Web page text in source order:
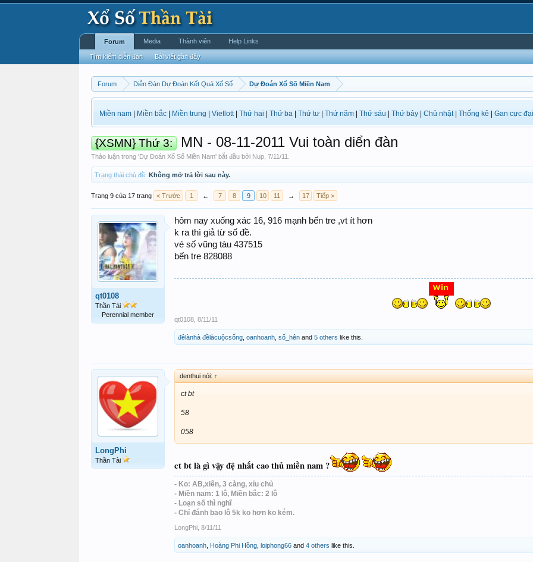
Forum Diễn Đàn Dự Đoán Kết Quả Xổ Số Dự Đoán Xổ Số Miền Nam
Miền nam Miền bắc Miền trung Vietlott| Thứ hai Thứ ba Thứ tư Thứ năm Thứ sáu Thứ bảy Chủ nhật| Thống kê Gan cực đại
{XSMN} Thứ 3: MN - 08-11-2011 Vui toàn diển đàn
Thảo luận trong 'Dự Đoán Xổ Số Miền Nam' bắt đầu bởi Nup 7/11/11
Trạng thái chủ đề: Không mở trả lời sau này.
Trang 9 của 17 trang < Trước 1 ← 7 8 9 10 11 → 17 Tiếp >
qt0108
Thần Tài
Perennial member
hôm nay xuống xác 16, 916 mạnh bến tre ,vt ít hơn
k ra thì giả từ số đề.
vé số vũng tàu 437515
bến tre 828088
qt0108 8/11/11
đêlànhà đềlàcuộcsống oanhoanh số_hên and 5 others like this.
LongPhi
Thần Tài
denthui nói: ↑
ct bt
58
058
ct bt là gì vậy đệ nhất cao thủ miền nam ?
- Ko: AB,xiên, 3 càng, xỉu chủ
- Miền nam: 1 lô, Miền bắc: 2 lô
- Loạn số thì nghĩ
- Chỉ đánh bao lô 5k ko hơn ko kém.
LongPhi 8/11/11
oanhoanh Hoàng Phi Hồng loiphong66 and 4 others like this.
Forum
Tìm kiếm diễn đàn Bài viết gần đây
Media Thành viên Help Links